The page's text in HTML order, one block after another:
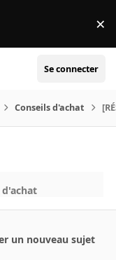
×
Se connecter
Conseils d'achat
d'achat
un nouveau sujet